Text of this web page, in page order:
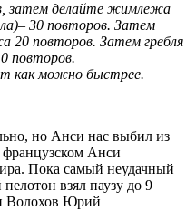
затем делайте жимлежа
30 повторов. Затем
20 повторов. Затем гребля
повторов.
как можно быстрее.
но Анси нас выбил из
Анси
Пока самый неудачный
взял паузу до 9
Волохов Юрий